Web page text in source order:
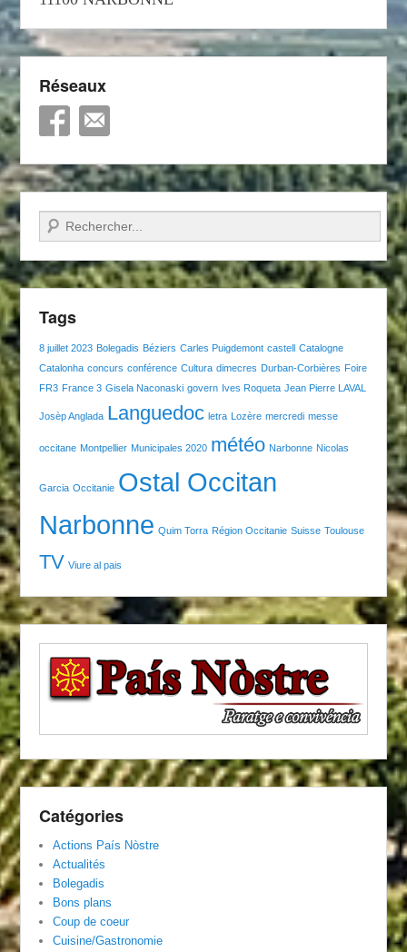
Réseaux
Recherche
Tags
8 juillet 2023 Bolegadis Béziers Carles Puigdemont castell Catalogne
Catalonha concurs conférence Cultura dimecres Durban-Corbières Foire
FR3 France 3 Gisela Naconaski govern Ives Roqueta Jean Pierre LAVAL
Josèp Anglada Languedoc letra Lozère mercredi messe
occitane Montpellier Municipales 2020 météo Narbonne Nicolas
Garcia Occitanie Ostal Occitan
Narbonne Quim Torra Région Occitanie Suisse Toulouse
TV Viure al pais
Catégories
Actions País Nòstre
Actualités
Bolegadis
Bons plans
Coup de coeur
Cuisine/Gastronomie